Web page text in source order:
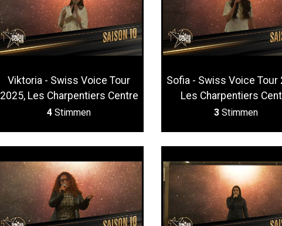
Viktoria - Swiss Voice Tour
2025, Les Charpentiers Centre
4 Stimmen
Sofia - Swiss Voice Tour
Les Charpentiers
3 Stimmen